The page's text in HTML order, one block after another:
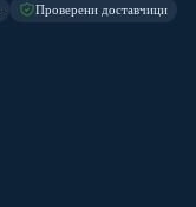
Проверени доставчици